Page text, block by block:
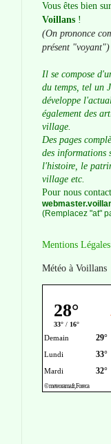
Vous êtes bien
Voillans !
(On prononce
présent "voyant")
Il se compose
du temps, tel un
développe
également des
village.
Des pages
des informations
l'histoire, le
village etc.
Pour nous
(Remplacez "at"
Mentions Légales
Météo à Voillans